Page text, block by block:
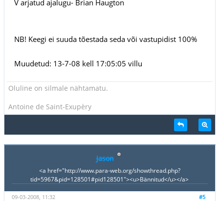
V arjatud ajalugu- Brian Haugton
NB! Keegi ei suuda tõestada seda või vastupidist 100%
Muudetud: 13-7-08 kell 17:05:05 villu
Oluline on silmale nähtamatu.
Antoine de Saint-Exupèry
Jason
<a href="http://www.para-web.org/showthread.php?
tid=5967&pid=128501#pid128501"><u>Bännitud</u></a>
#5
09-03-2008, 11:32